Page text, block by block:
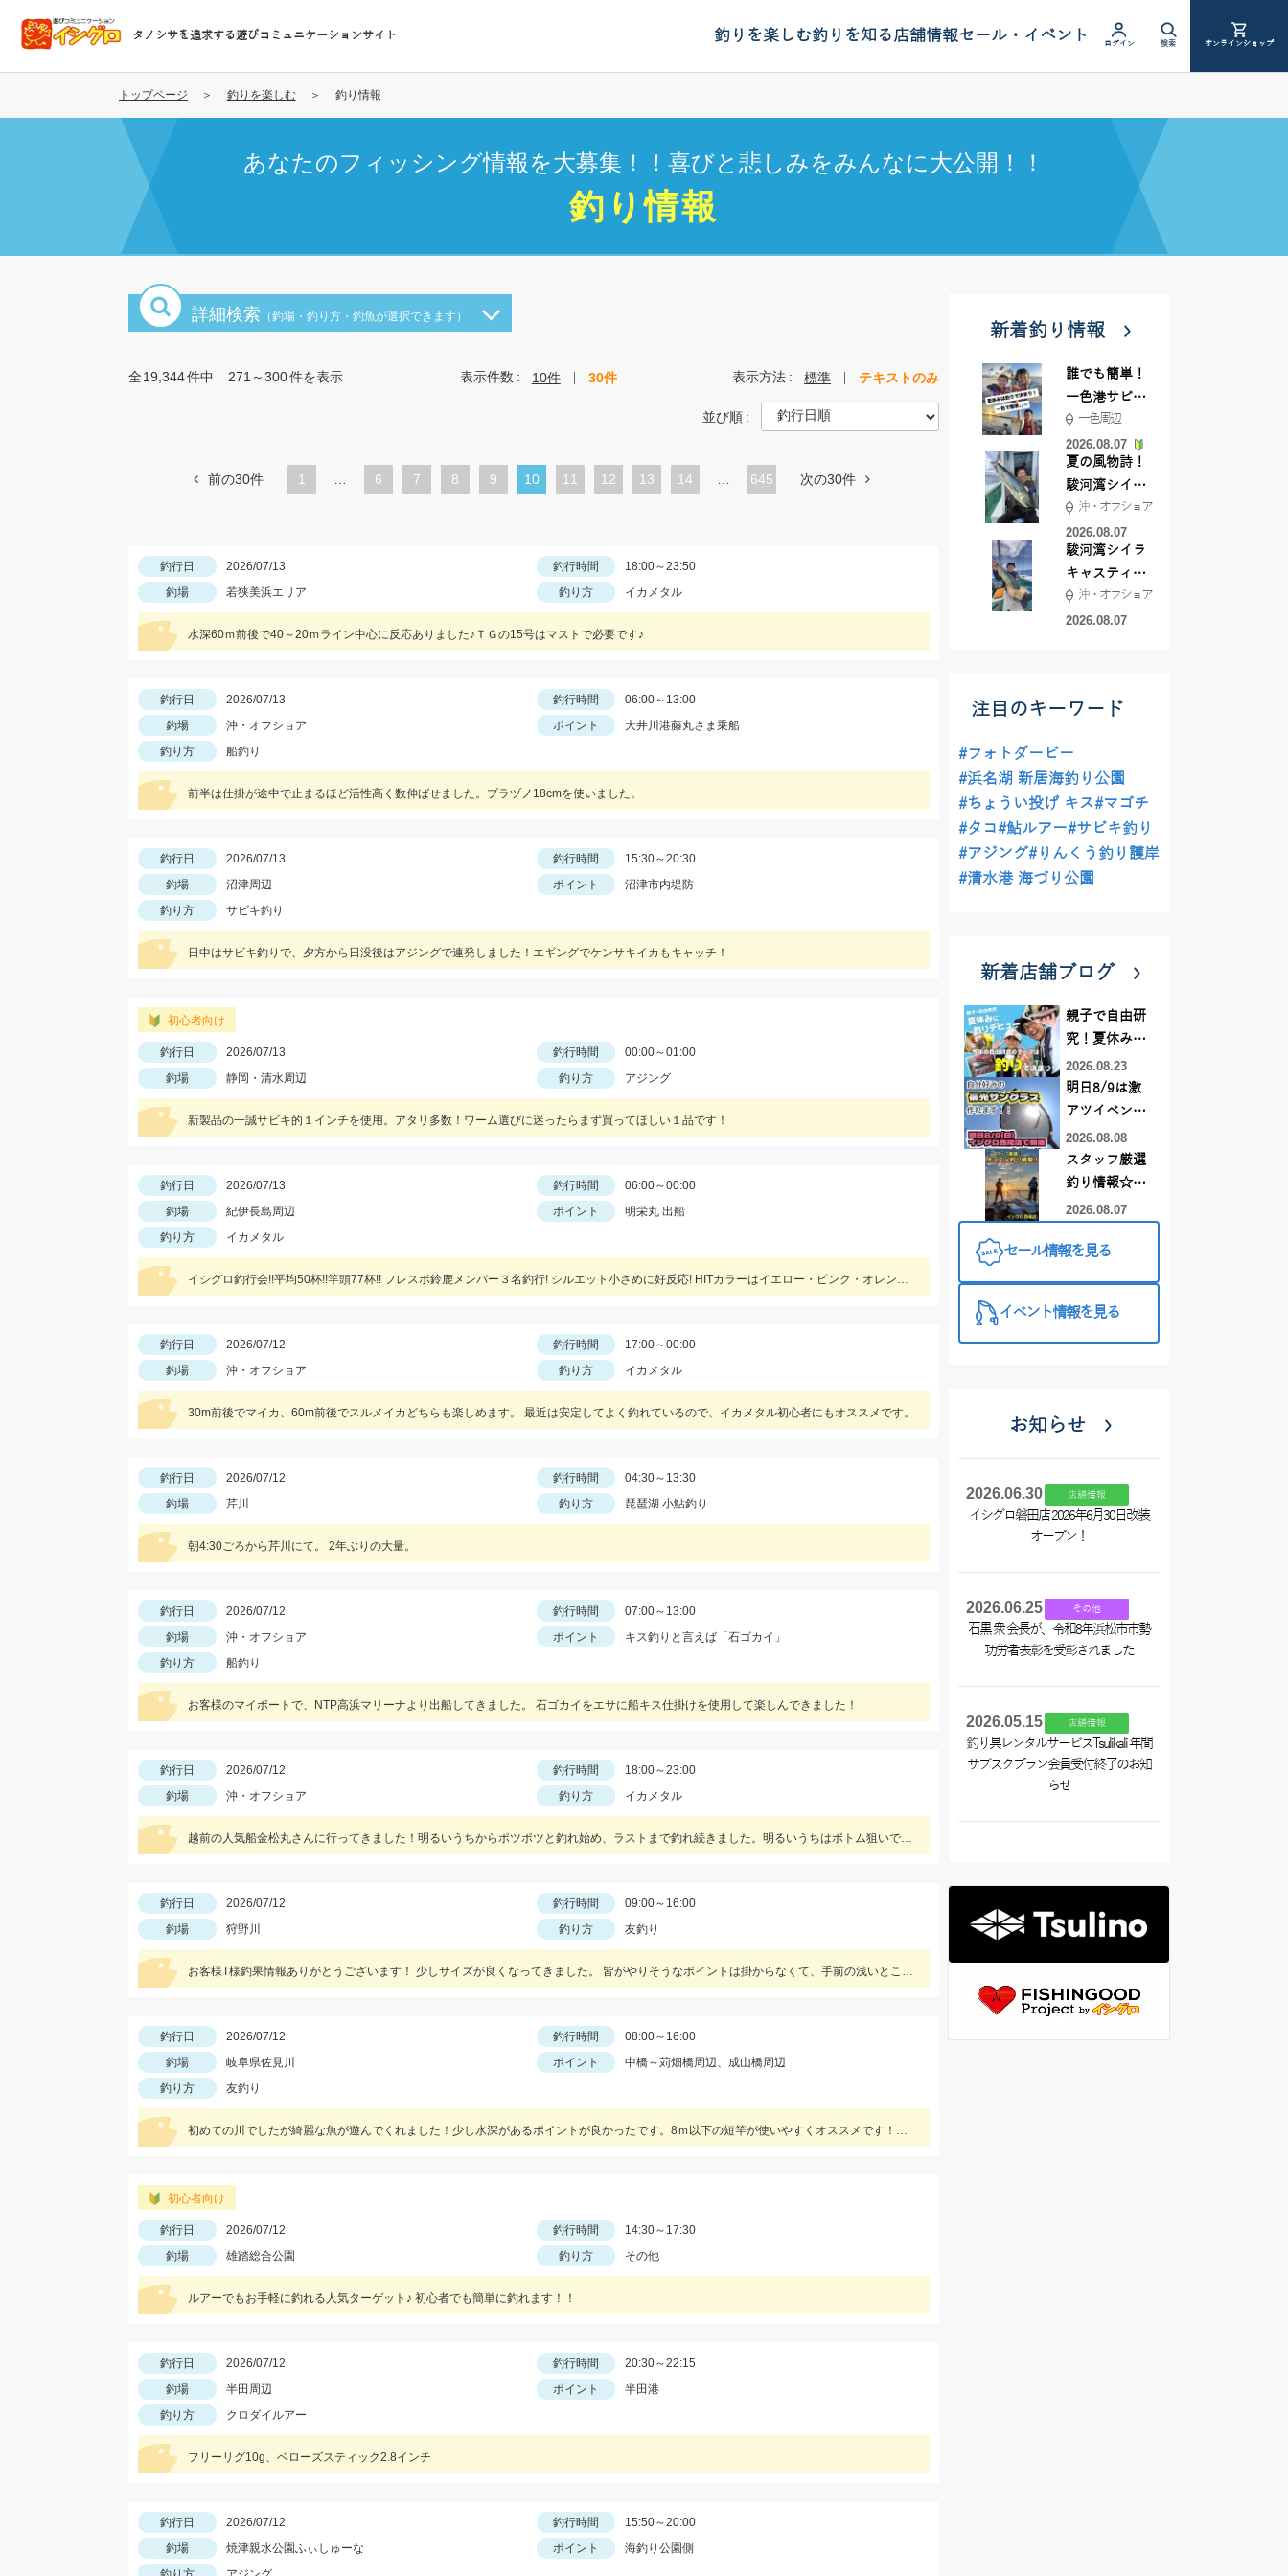
コ
テ
タノシサを追求する遊びコミュニケーションサイト 釣りを楽しむ釣りを知る店舗情報セール・イベント ログイン 検索 オンラインショップ
トップページ 釣りを楽しむ 釣り情報
あなたのフィッシング情報を大募集！！喜びと悲しみをみんなに大公開！！
釣り情報
詳細検索 （釣場・釣り方・釣魚が選択できます）
全19,344件中 271～300件を表示 表示件数 10件 30件 表示方法 標準 テキストのみ
並び順
前の30件 1
ペ
6
ペ
7
ペ
8
ペ
9
カ
ト
ペ
ジ
10
ペ
11
ペ
12
ペ
13
ペ
14 645 次の30件
釣行日 2026/07/13 釣行時間
18:00～23:50
釣場
若狭美浜エリア 釣り方 イカメタル
水深60ｍ前後で40～20ｍライン中心に反応ありました♪ＴＧの15号はマストで必要です♪
釣行日 2026/07/13 釣行時間
06:00～13:00
釣場
沖・オフショア ポイント
大井川港藤丸さま乗船
釣り方
船釣り
前半は仕掛が途中で止まるほど活性高く数伸ばせました。プラヅノ18cmを使いました。
釣行日 2026/07/13 釣行時間
15:30～20:30
釣場
沼津周辺 ポイント
沼津市内堤防
釣り方
サビキ釣り
日中はサビキ釣りで、夕方から日没後はアジングで連発しました！エギングでケンサキイカもキャッチ！
初心者向け
釣行日 2026/07/13 釣行時間
00:00～01:00
釣場
静岡・清水周辺 釣り方 アジング
新製品の一誠サビキ的１インチを使用。アタリ多数！ワーム選びに迷ったらまず買ってほしい１品です！
釣行日 2026/07/13 釣行時間
06:00～00:00
釣場
紀伊長島周辺 ポイント
明栄丸 出船
釣り方
イカメタル
イシグロ釣行会!!平均50杯!!竿頭77杯!! フレスポ鈴鹿メンバー３名釣行! シルエット小さめに好反応! HITカラーはイエロー・ピンク・オレンジ・ホワイト 幅広くカラーは用意!!
釣行日 2026/07/12 釣行時間
17:00～00:00
釣場
沖・オフショア 釣り方 イカメタル
30m前後でマイカ、60m前後でスルメイカどちらも楽しめます。 最近は安定してよく釣れているので、イカメタル初心者にもオススメです。
釣行日 2026/07/12 釣行時間
04:30～13:30
釣場
芹川 釣り方 琵琶湖 小鮎釣り
朝4:30ごろから芹川にて。 2年ぶりの大量。
釣行日 2026/07/12 釣行時間
07:00～13:00
釣場
沖・オフショア ポイント
キス釣りと言えば「石ゴカイ」
釣り方
船釣り
お客様のマイボートで、NTP高浜マリーナより出船してきました。 石ゴカイをエサに船キス仕掛けを使用して楽しんできました！
釣行日 2026/07/12 釣行時間
18:00～23:00
釣場
沖・オフショア 釣り方 イカメタル
越前の人気船金松丸さんに行ってきました！明るいうちからポツポツと釣れ始め、ラストまで釣れ続きました。明るいうちはボトム狙いで２５号前後、暗くなってライト点灯してからは中層で１５号をメインに使用しました。ケイムラ系のカラーが反応よかった印象です。小型メインのテクニカルなイカメタルが楽しめます！
釣行日 2026/07/12 釣行時間
09:00～16:00
釣場
狩野川 釣り方 友釣り
お客様T様釣果情報ありがとうございます！ 少しサイズが良くなってきました。 皆がやりそうなポイントは掛からなくて、手前の浅いところが良く掛かったそうです。
釣行日 2026/07/12 釣行時間
08:00～16:00
釣場
岐阜県佐見川 ポイント
中橋～苅畑橋周辺、成山橋周辺
釣り方
友釣り
初めての川でしたが綺麗な魚が遊んでくれました！少し水深があるポイントが良かったです。8ｍ以下の短竿が使いやすくオススメです！三河安城店岩﨑釣行
初心者向け
釣行日 2026/07/12 釣行時間
14:30～17:30
釣場
雄踏総合公園 釣り方 その他
ルアーでもお手軽に釣れる人気ターゲット♪ 初心者でも簡単に釣れます！！
釣行日 2026/07/12 釣行時間
20:30～22:15
釣場
半田周辺 ポイント
半田港
釣り方
クロダイルアー
フリーリグ10g、ベローズスティック2.8インチ
釣行日 2026/07/12 釣行時間
15:50～20:00
釣場
焼津親水公園ふぃしゅーな ポイント
海釣り公園側
新着釣り情報
誰でも簡単！
一色港サビキ
＆ちょい投げ
一色周辺
2026.08.07
夏の風物詩！
駿河湾シイラ
キャスティン
グ行ってきま
した！！
沖・オフショア
2026.08.07
駿河湾シイラ
キャスティン
グ行ってきま
した！
沖・オフショア
2026.08.07
注目のキーワード
#フォトダービー
#浜名湖 新居海釣り公園
#ちょうい投げ キス#マゴチ
#タコ#鮎ルアー#サビキ釣り
#アジング#りんくう釣り護岸
#清水港 海づり公園
新着店舗ブログ
親子で自由研
究！夏休みに
釣りデビュー
2026.08.23
明日8/9は激
アツイベント
日！！！～オ
ーダー偏光グ
ラス受注会～
2026.08.08
スタッフ厳選
釣り情報☆彡
連休は何釣り
♪【イシグロ
2026.08.07
セール情報を見る
イベント情報を見る
お知らせ
2026.06.30 店舗情報
イシグロ磐田店 2026年6月30日改装
オープン！
2026.06.25 その他
石黒 衆 会長が、令和8年浜松市市勢
功労者表彰を受彰されました
2026.05.15 店舗情報
釣り具レンタルサービスTsulikali 年間
サブスクプラン会員受付終了のお知
らせ